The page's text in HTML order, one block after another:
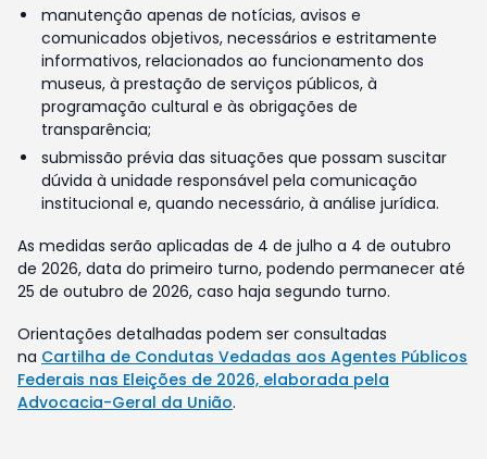
manutenção apenas de notícias, avisos e
comunicados objetivos, necessários e estritamente
informativos, relacionados ao funcionamento dos
museus, à prestação de serviços públicos, à
programação cultural e às obrigações de
transparência;
submissão prévia das situações que possam suscitar
dúvida à unidade responsável pela comunicação
institucional e, quando necessário, à análise jurídica.
As medidas serão aplicadas de 4 de julho a 4 de outubro
de 2026, data do primeiro turno, podendo permanecer até
25 de outubro de 2026, caso haja segundo turno.
Orientações detalhadas podem ser consultadas
na Cartilha de Condutas Vedadas aos Agentes Públicos
Federais nas Eleições de 2026, elaborada pela
Advocacia-Geral da União.